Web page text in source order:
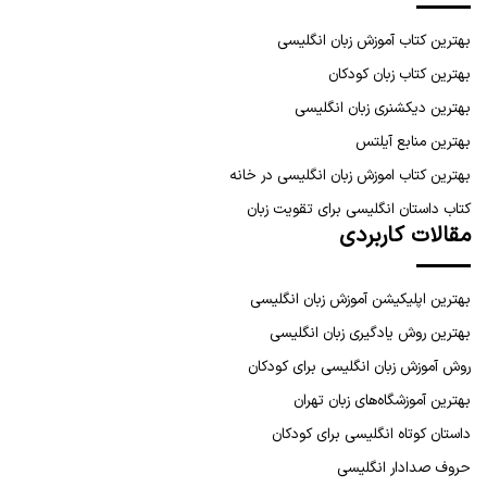
بهترین کتاب آموزش زبان انگلیسی
بهترین کتاب زبان کودکان
بهترین دیکشنری زبان انگلیسی
بهترین منابع آیلتس
بهترین کتاب اموزش زبان انگلیسی در خانه
کتاب داستان انگلیسی برای تقویت زبان
مقالات کاربردی
بهترین اپلیکیشن آموزش زبان انگلیسی
بهترین روش یادگیری زبان انگلیسی
روش آموزش زبان انگلیسی برای کودکان
بهترین آموزشگاه‌های زبان تهران
داستان کوتاه انگلیسی برای کودکان
حروف صدادار انگلیسی